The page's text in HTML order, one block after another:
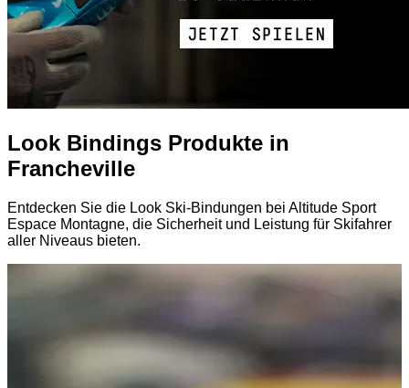
Look Bindings Produkte in
Francheville
Entdecken Sie die Look Ski-Bindungen bei Altitude Sport
Espace Montagne, die Sicherheit und Leistung für Skifahrer
aller Niveaus bieten.